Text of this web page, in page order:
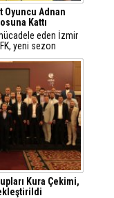
Oyuncu Adnan
Kattı
eden İzmir
yeni sezon
doğrultusunda
Karahisar ile
Kura Çekimi,